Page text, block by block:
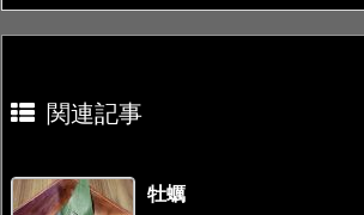
関連記事
牡蠣